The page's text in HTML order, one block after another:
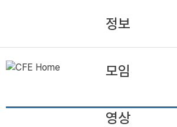
정보
모임
영상